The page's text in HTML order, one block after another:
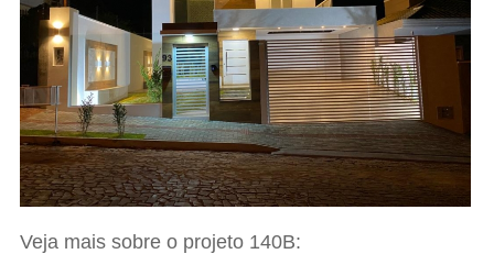
Veja mais sobre o projeto 140B: